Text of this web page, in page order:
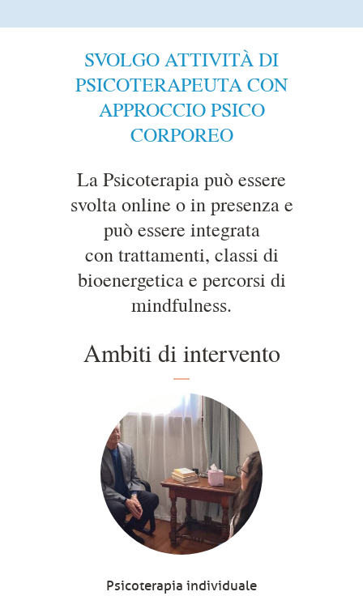
SVOLGO ATTIVITÀ DI
PSICOTERAPEUTA CON
APPROCCIO PSICO
CORPOREO
La Psicoterapia può essere
svolta online o in presenza e
può essere integrata
con trattamenti, classi di
bioenergetica e percorsi di
mindfulness.
Ambiti di intervento
Psicoterapia individuale